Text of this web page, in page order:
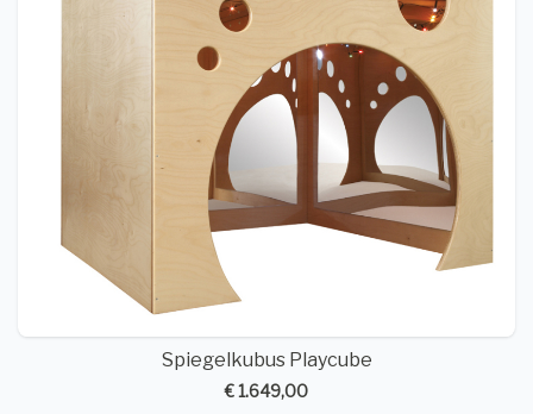
Spiegelkubus Playcube
€ 1.649,00